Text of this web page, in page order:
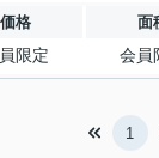
価格 面
限定 会員
1